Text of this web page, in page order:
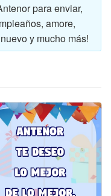
para enviar,
amore,
y mucho más!